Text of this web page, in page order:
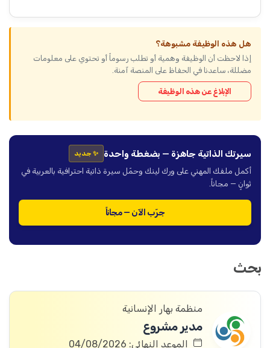
هل هذه الوظيفة مشبوهة؟
إذا لاحظت أن الوظيفة وهمية أو تطلب رسوماً أو تحتوي على معلومات
مضللة، ساعدنا في الحفاظ على المنصة آمنة.
الإبلاغ عن هذه الوظيفة
سيرتك الذاتية جاهزة — بضغطة واحدة ✨ جديد
أكمل ملفك المهني على ورك لينك وحمّل سيرة ذاتية احترافية بالعربية في
ثوانٍ — مجاناً.
جرّب الآن — مجاناً
بحث
منظمة بهار الإنسانية
مدير مشروع
الموعد النهائي: 04/08/2026